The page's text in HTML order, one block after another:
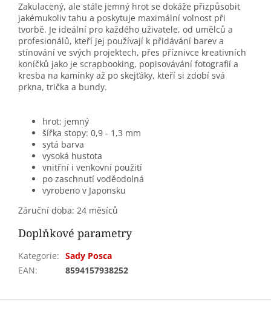
Zakulacený, ale stále jemný hrot se dokáže přizpůsobit
jakémukoliv tahu a poskytuje maximální volnost při
tvorbě. Je ideální pro každého uživatele, od umělců a
profesionálů, kteří jej používají k přidávání barev a
stínování ve svých projektech, přes příznivce kreativních
koníčků jako je scrapbooking, popisovávání fotografií a
kresba na kamínky až po skejťáky, kteří si zdobí svá
prkna, trička a bundy.
hrot: jemný
šířka stopy: 0,9 - 1,3 mm
sytá barva
vysoká hustota
vnitřní i venkovní použití
po zaschnutí voděodolná
vyrobeno v Japonsku
Záruční doba: 24 měsíců
Doplňkové parametry
Kategorie: Sady Posca
EAN: 8594157938252
Z